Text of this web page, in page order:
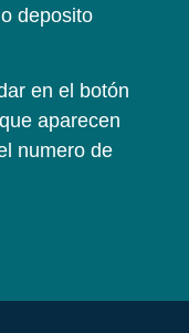
deposito
en el botón
aparecen
numero de